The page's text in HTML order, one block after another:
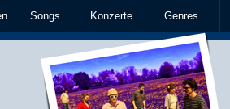
Songs Konzerte Genres